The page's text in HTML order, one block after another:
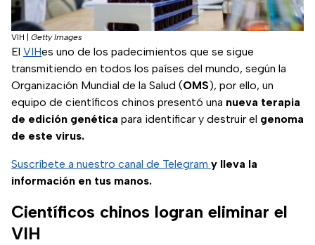
VIH Getty Images
El VIHes uno de los padecimientos que se sigue
transmitiendo en todos los países del mundo, según la
Organización Mundial de la Salud (OMS), por ello, un
equipo de científicos chinos presentó una nueva terapia
de edición genética para identificar y destruir el genoma
de este virus.
Suscríbete a nuestro canal de Telegram y lleva la
información en tus manos.
Científicos chinos logran eliminar el
VIH